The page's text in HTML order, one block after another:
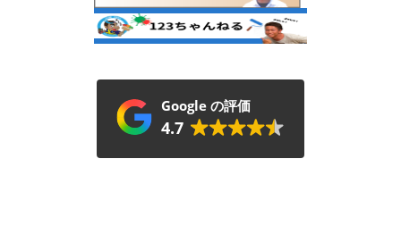
Google の評価
4.7